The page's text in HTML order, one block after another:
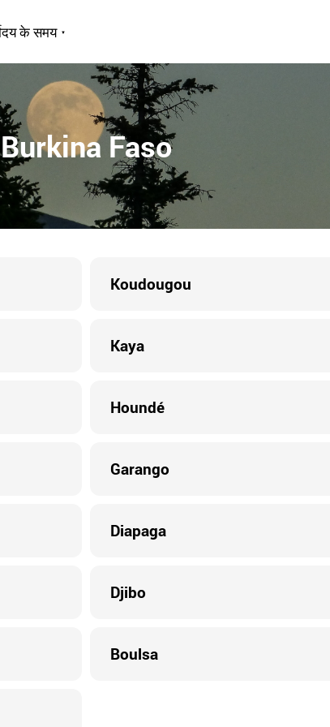
के समय
Burkina Faso
Koudougou
Kaya
Houndé
Garango
Diapaga
Djibo
Boulsa